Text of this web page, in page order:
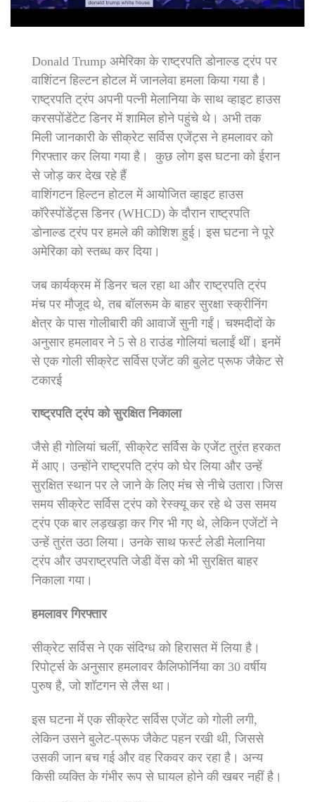
Donald Trump अमेरिका के राष्ट्रपति डोनाल्ड ट्रंप पर
वाशिंटन हिल्टन होटल में जानलेवा हमला किया गया है।
राष्ट्रपति ट्रंप अपनी पत्नी मेलानिया के साथ व्हाइट हाउस
करसपोंडेंटेट डिनर में शामिल होने पहुंचे थे। अभी तक
मिली जानकारी के सीक्रेट सर्विस एजेंट्स ने हमलावर को
गिरफ्तार कर लिया गया है। कुछ लोग इस घटना को ईरान
से जोड़ कर देख रहे हैं
वाशिंगटन हिल्टन होटल में आयोजित व्हाइट हाउस
कॉरेस्पोंडेंट्स डिनर (WHCD) के दौरान राष्ट्रपति
डोनाल्ड ट्रंप पर हमले की कोशिश हुई। इस घटना ने पूरे
अमेरिका को स्तब्ध कर दिया।
जब कार्यक्रम में डिनर चल रहा था और राष्ट्रपति ट्रंप
मंच पर मौजूद थे, तब बॉलरूम के बाहर सुरक्षा स्क्रीनिंग
क्षेत्र के पास गोलीबारी की आवाजें सुनी गईं। चश्मदीदों के
अनुसार हमलावर ने 5 से 8 राउंड गोलियां चलाईं थीं। इनमें
से एक गोली सीक्रेट सर्विस एजेंट की बुलेट प्रूफ जैकेट से
टकारई
राष्ट्रपति ट्रंप को सुरक्षित निकाला
जैसे ही गोलियां चलीं, सीक्रेट सर्विस के एजेंट तुरंत हरकत
में आए। उन्होंने राष्ट्रपति ट्रंप को घेर लिया और उन्हें
सुरक्षित स्थान पर ले जाने के लिए मंच से नीचे उतारा।जिस
समय सीक्रेट सर्विस ट्रंप को रेस्क्यू कर रहे थे उस समय
ट्रंप एक बार लड़खड़ा कर गिर भी गए थे, लेकिन एजेंटों ने
उन्हें तुरंत उठा लिया। उनके साथ फर्स्ट लेडी मेलानिया
ट्रंप और उपराष्ट्रपति जेडी वेंस को भी सुरक्षित बाहर
निकाला गया।
हमलावर गिरफ्तार
सीक्रेट सर्विस ने एक संदिग्ध को हिरासत में लिया है।
रिपोर्ट्स के अनुसार हमलावर कैलिफोर्निया का 30 वर्षीय
पुरुष है, जो शॉटगन से लैस था।
इस घटना में एक सीक्रेट सर्विस एजेंट को गोली लगी,
लेकिन उसने बुलेट-प्रूफ जैकेट पहन रखी थी, जिससे
उसकी जान बच गई और वह रिकवर कर रहा है। अन्य
किसी व्यक्ति के गंभीर रूप से घायल होने की खबर नहीं है।